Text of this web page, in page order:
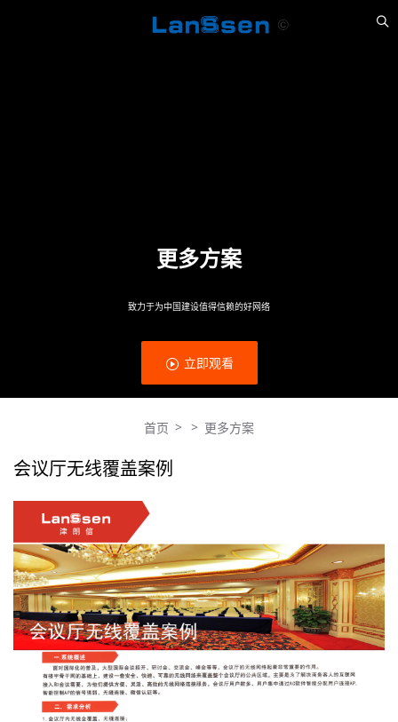
更多方案
致力于为中国建设值得信赖的好网络
立即观看
首页 > > 更多方案
会议厅无线覆盖案例